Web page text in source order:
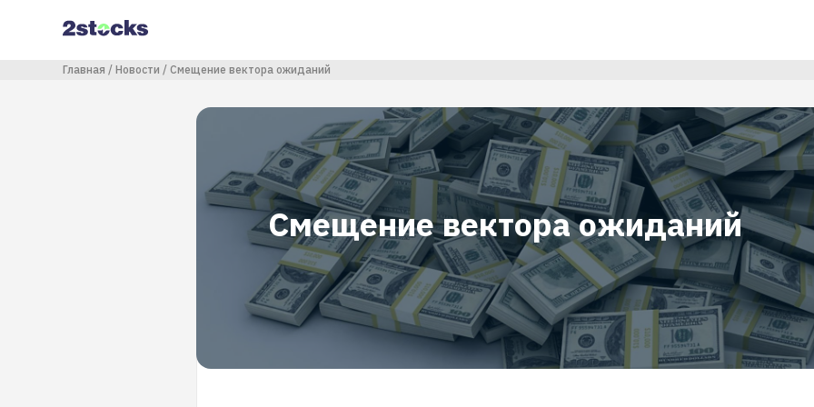
содержанию
Строка навигации
Главная Новости Смещение вектора ожиданий
Смещение вектора ожиданий